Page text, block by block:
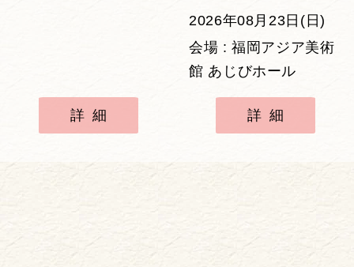
詳細
2026年08月23日(日)
会場 : 福岡アジア美術
館 あじびホール
詳細